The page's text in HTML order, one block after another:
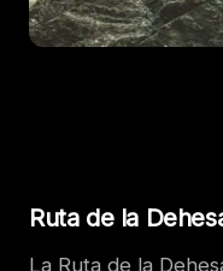
Ruta de la
La Ruta de la